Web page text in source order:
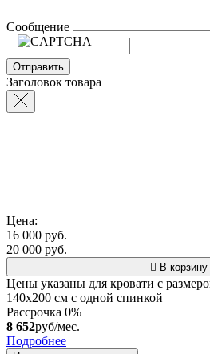
Сообщение
Заголовок товара
Цена:
16 000 руб.
20 000 руб.
В корзину
Цены указаны для кровати с
140х200 см с одной спинкой
Рассрочка 0%
8 652руб/мес.
Подробнее